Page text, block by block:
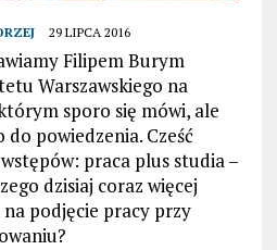
29 LIPCA 2016
Filipem Burym
Warszawskiego na
sporo się mówi, ale
do powiedzenia. Cześć
praca plus studia –
dzisiaj coraz więcej
podjęcie pracy przy